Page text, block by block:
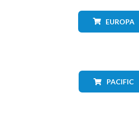
EUROPA
PACIFIC